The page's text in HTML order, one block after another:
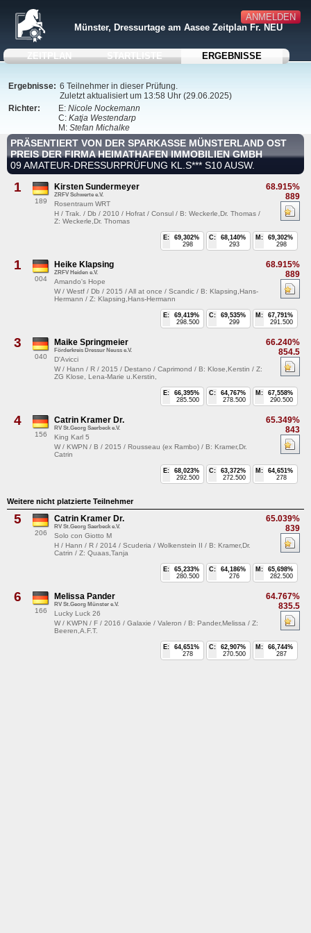
ANMELDEN
Münster, Dressurtage am Aasee Zeitplan Fr. NEU
ZEITPLAN STARTLISTE ERGEBNISSE
Ergebnisse: 6 Teilnehmer in dieser Prüfung.
Zuletzt aktualisiert um 13:58 Uhr (29.06.2025)
Richter:
E: Nicole Nockemann
C: Katja Westendarp
M: Stefan Michalke
PRÄSENTIERT VON DER SPARKASSE MÜNSTERLAND OST
PREIS DER FIRMA HEIMATHAFEN IMMOBILIEN GMBH
09 AMATEUR-DRESSURPRÜFUNG KL.S*** S10 AUSW.
1
189
68.915%
889
Kirsten Sundermeyer
ZRFV Schwerte e.V.
Rosentraum WRT
H / Trak. / Db / 2010 / Hofrat / Consul / B: Weckerle,Dr. Thomas /
Z: Weckerle,Dr. Thomas
M:
69,302%
298
C:
68,140%
293
E:
69,302%
298
1
004
68.915%
889
Heike Klapsing
ZRFV Heiden e.V.
Amando's Hope
W / Westf / Db / 2015 / All at once / Scandic / B: Klapsing,Hans-
Hermann / Z: Klapsing,Hans-Hermann
M:
67,791%
291.500
C:
69,535%
299
E:
69,419%
298.500
3
040
66.240%
854.5
Maike Springmeier
Förderkreis Dressur Neuss e.V.
D'Avicci
W / Hann / R / 2015 / Destano / Caprimond / B: Klose,Kerstin / Z:
ZG Klose, Lena-Marie u.Kerstin,
M:
67,558%
290.500
C:
64,767%
278.500
E:
66,395%
285.500
4
156
65.349%
843
Catrin Kramer Dr.
RV St.Georg Saerbeck e.V.
King Karl 5
W / KWPN / B / 2015 / Rousseau (ex Rambo) / B: Kramer,Dr.
Catrin
M:
64,651%
278
C:
63,372%
272.500
E:
68,023%
292.500
Weitere nicht platzierte Teilnehmer
5
206
65.039%
839
Catrin Kramer Dr.
RV St.Georg Saerbeck e.V.
Solo con Giotto M
H / Hann / R / 2014 / Scuderia / Wolkenstein II / B: Kramer,Dr.
Catrin / Z: Quaas,Tanja
M:
65,698%
282.500
C:
64,186%
276
E:
65,233%
280.500
6
166
64.767%
835.5
Melissa Pander
RV St.Georg Münster e.V.
Lucky Luck 26
W / KWPN / F / 2016 / Galaxie / Valeron / B: Pander,Melissa / Z:
Beeren,A.F.T.
M:
66,744%
287
C:
62,907%
270.500
E:
64,651%
278